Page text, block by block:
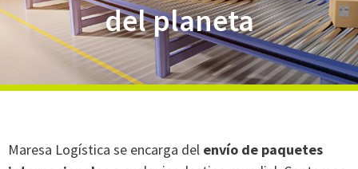
del planeta
Maresa Logística se encarga del envío de paquetes